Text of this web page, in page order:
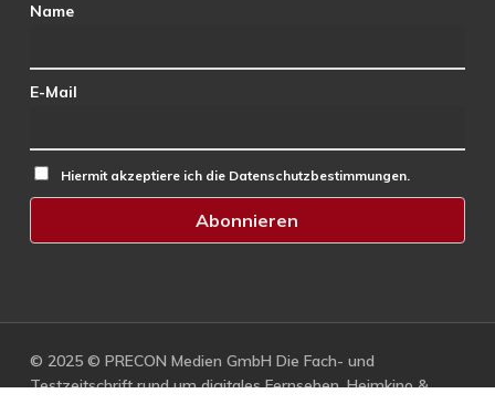
Name
E-Mail
Hiermit akzeptiere ich die Datenschutzbestimmungen.
© 2025 © PRECON Medien GmbH Die Fach- und
Testzeitschrift rund um digitales Fernsehen, Heimkino &